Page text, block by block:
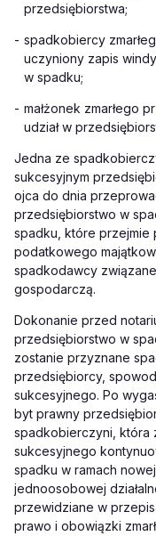
przedsiębiorstwa;
- spadkobiercy
uczyniony zapis
w spadku;
- małżonek zmarłego
udział w
Jedna ze
sukcesyjnym
ojca do dnia
przedsiębiorstwo w
spadku, które przejmie
podatkowego
spadkodawcy
gospodarczą.
Dokonanie przed
przedsiębiorstwo w
zostanie przyznane
przedsiębiorcy,
sukcesyjnego. Po
byt prawny
spadkobierczyni, która
sukcesyjnego
spadku w ramach
jednoosobowej
przewidziane w
prawo i obowiązki